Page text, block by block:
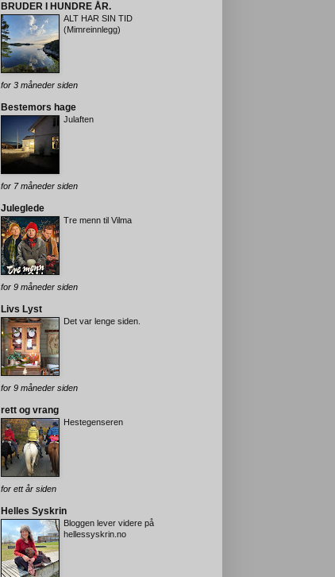
BRUDER I HUNDRE ÅR.
ALT HAR SIN TID
(Mimreinnlegg)
for 3 måneder siden
Bestemors hage
Julaften
for 7 måneder siden
Juleglede
Tre menn til Vilma
for 9 måneder siden
Livs Lyst
Det var lenge siden.
for 9 måneder siden
rett og vrang
Hestegenseren
for ett år siden
Helles Syskrin
Bloggen lever videre på
hellessyskrin.no